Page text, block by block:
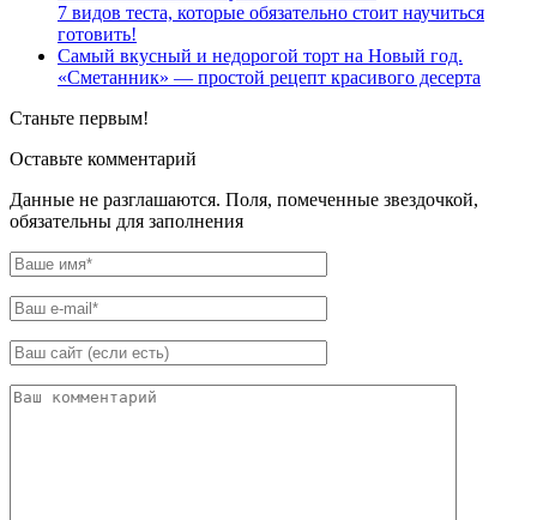
7 видов теста, которые обязательно стоит научиться
готовить!
Самый вкусный и недорогой торт на Новый год.
«Сметанник» — простой рецепт красивого десерта
Станьте первым!
Оставьте комментарий
Данные не разглашаются. Поля, помеченные звездочкой,
обязательны для заполнения